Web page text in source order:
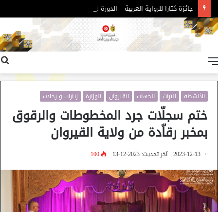
جائزة كتارا للرواية العربية – الدورة 11
الأنشطة التراث الجهات القيروان الوزارة زيارات و رحلات
ختم سجلّات جرد المخطوطات والرقوق
بمخبر رقاّدة من ولاية القيروان
2023-12-13 آخر تحديث: 2023-12-13 100